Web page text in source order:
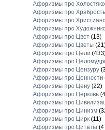
Афоризмы про
Афоризмы про Храбрость
Афоризмы про
Афоризмы про
Афоризмы про Цвет(13)
Афоризмы про Цветы
Афоризмы про Цели
Афоризмы про
Афоризмы про Цензуру
Афоризмы про Ценности
Афоризмы про Цену(22)
Афоризмы про Церковь
Афоризмы про
Афоризмы про Цинизм
Афоризмы про Цирк(11)
Афоризмы про Цитаты